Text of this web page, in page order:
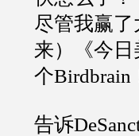
尽管我赢
来）《今
个Birdbrain
告诉